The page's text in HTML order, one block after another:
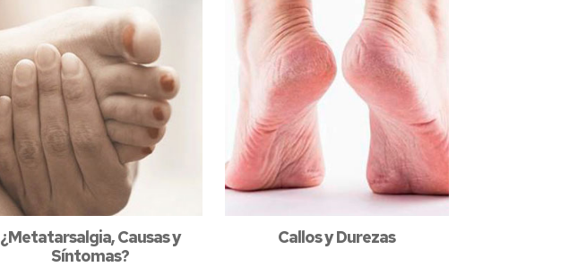
¿Metatarsalgia, Causas y
Síntomas?
Callos y Durezas